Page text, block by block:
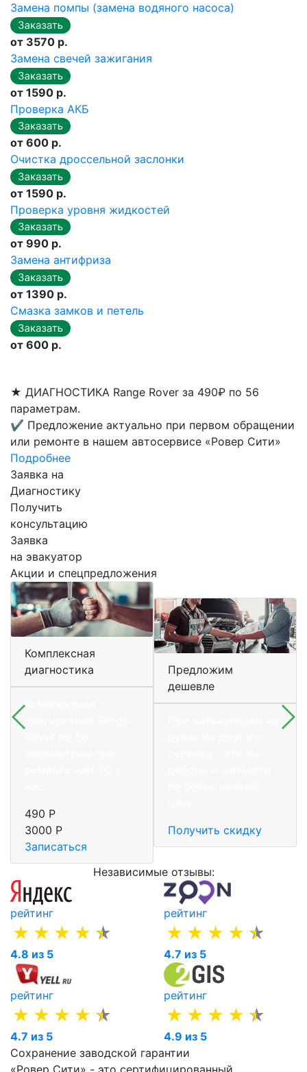
Замена помпы (замена водяного насоса)
от 3570 р.
Замена свечей зажигания
от 1590 р.
Проверка АКБ
от 600 р.
Очистка дроссельной заслонки
от 1590 р.
Проверка уровня жидкостей
от 990 р.
Замена антифриза
от 1390 р.
Смазка замков и петель
от 600 р.
★ ДИАГНОСТИКА Range Rover за 490₽ по 56
параметрам.
✔ Предложение актуально при первом обращении
или ремонте в нашем автосервисе «Ровер Сити»
Подробнее
Заявка на
Диагностику
Получить
консультацию
Заявка
на эвакуатор
Акции и спецпредложения
Комплексная
диагностика
Комплексная
490 Р
3000 Р
Записаться
Предложим
дешевле
Получить скидку
Независимые отзывы:
рейтинг
4.8 из 5
рейтинг
4.7 из 5
рейтинг
4.7 из 5
рейтинг
4.9 из 5
Сохранение заводской гарантии
«Ровер Сити» - это сертифицированный